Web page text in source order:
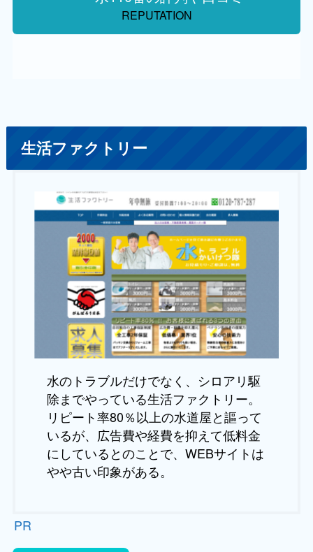
REPUTATION
生活ファクトリー
水のトラブルだけでなく、シロアリ駆
除までやっている生活ファクトリー。
リピート率80％以上の水道屋と謳って
いるが、広告費や経費を抑えて低料金
にしているとのことで、WEBサイトは
やや古い印象がある。
PR